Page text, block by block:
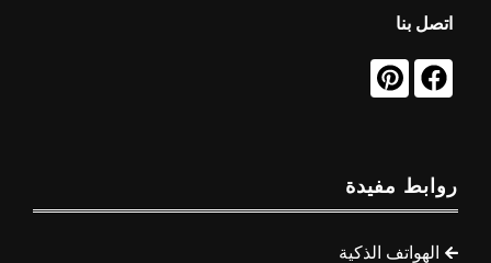
اتصل بنا
روابط مفيدة
الهواتف الذكية